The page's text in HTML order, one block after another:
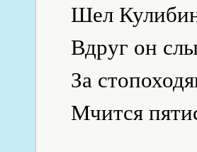
Шел
Вдруг он
За
Мчится